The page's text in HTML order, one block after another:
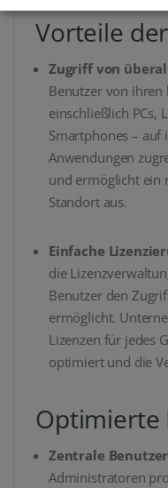
Vorteile
Zugriff von
Benutzer von ihren
einschließlich PCs,
Smartphones –
Anwendungen
und ermöglicht ein
Standort aus.
Einfache
die
Benutzer den
ermöglicht.
Lizenzen für jedes
optimiert und die
Optimierte
Zentrale
Administratoren